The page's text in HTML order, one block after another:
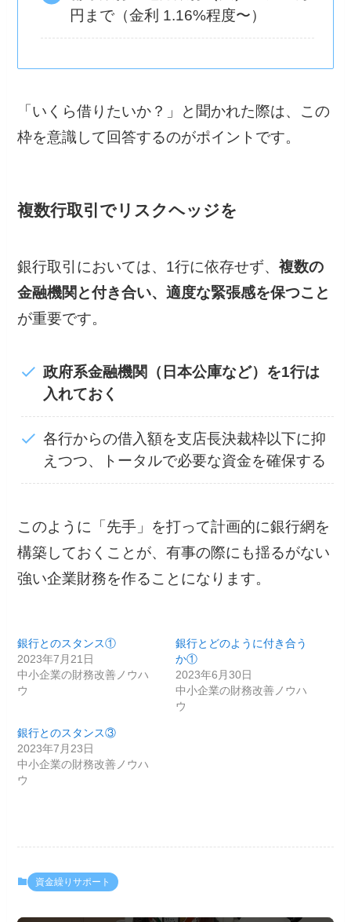
円まで（金利 1.16%程度〜）
「いくら借りたいか？」と聞かれた際は、この
枠を意識して回答するのがポイントです。
複数行取引でリスクヘッジを
銀行取引においては、1行に依存せず、複数の
金融機関と付き合い、適度な緊張感を保つこと
が重要です。
政府系金融機関（日本公庫など）を1行は
入れておく
各行からの借入額を支店長決裁枠以下に抑
えつつ、トータルで必要な資金を確保する
このように「先手」を打って計画的に銀行網を
構築しておくことが、有事の際にも揺るがない
強い企業財務を作ることになります。
銀行とのスタンス①
2023年7月21日
中小企業の財務改善ノウハ
ウ
銀行とどのように付き合う
か①
2023年6月30日
中小企業の財務改善ノウハ
ウ
銀行とのスタンス③
2023年7月23日
中小企業の財務改善ノウハ
ウ
資金繰りサポート